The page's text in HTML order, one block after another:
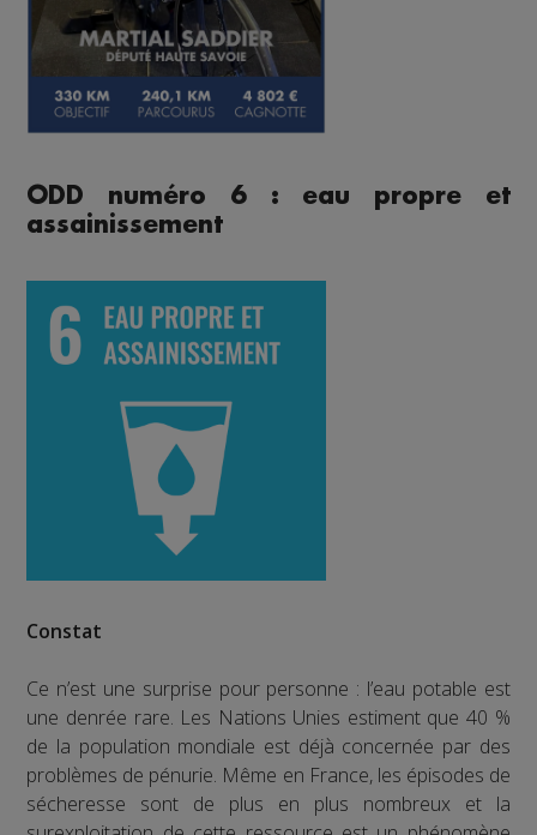
ODD numéro 6 : eau propre et
assainissement
Constat
Ce n’est une surprise pour personne : l’eau potable est
une denrée rare. Les Nations Unies estiment que 40 %
de la population mondiale est déjà concernée par des
problèmes de pénurie. Même en France, les épisodes de
sécheresse sont de plus en plus nombreux et la